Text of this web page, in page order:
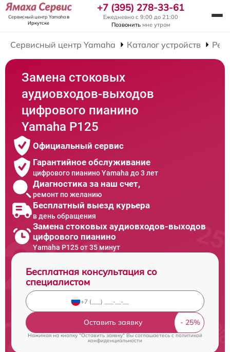
Сервисный центр Yamahaв
Иркутске
+7 (395) 278-33-61
Ежедневно с 9:00 до 21:00
Позвонить мне утром
Сервисный центр Yamaha Каталог устройств
Замена стоковых
аудиовходов-выходов
цифрового пианино
Yamaha P125
Официальный сервис
Гарантийное обслуживание
цифрового пианино Yamaha до 3 лет
Диагностика за наш счет,
ремонт по желанию
Бесплатный выезд курьера
в день обращения
Замена стоковых аудиовходов-выходов
цифрового пианино
Yamaha P125 от 35 минут
Бесплатная консультация со
специалистом
Оставить заявку
Нажимая на кнопку "Оставить заявку" Вы соглашаетесь cполитикой
конфиденциальности